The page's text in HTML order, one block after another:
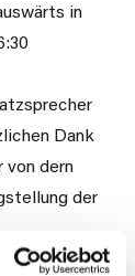
in
Dank
von dern
der